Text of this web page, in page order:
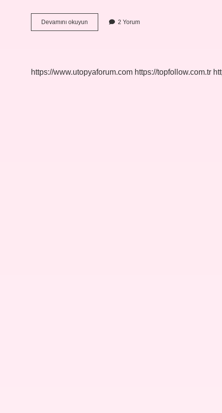
Devamını okuyun
sistemi
2 Yorum
https://www.utopyaforum.com https://topfollow.com.tr